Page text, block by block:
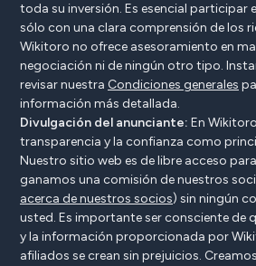
toda su inversión. Es esencial participar
sólo con una clara comprensión de los
Wikitoro no ofrece asesoramiento en
negociación ni de ningún otro tipo.
revisar nuestra Condiciones generales
información más detallada.
Divulgación del anunciante: En
transparencia y la confianza como
Nuestro sitio web es de libre acceso
ganamos una comisión de nuestros
acerca de nuestros socios) sin ningún
usted. Es importante ser consciente de
y la información proporcionada por
afiliados se crean sin prejuicios.